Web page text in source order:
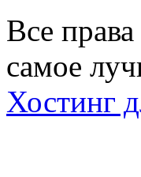
Все
самое
Хостинг